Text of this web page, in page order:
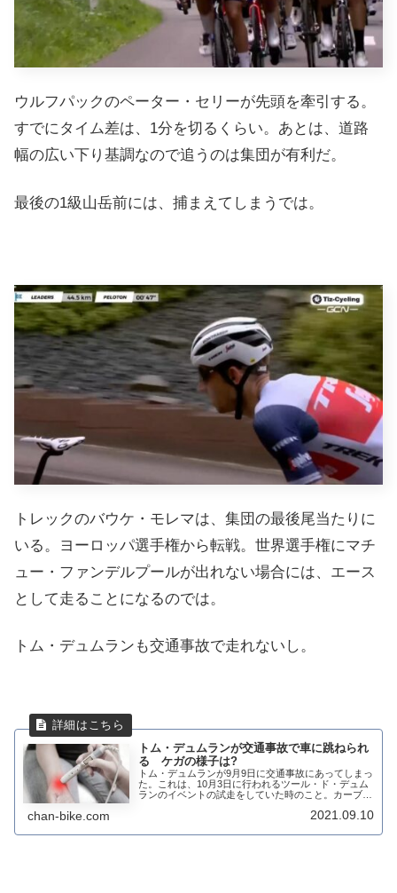
ウルフパックのペーター・セリーが先頭を牽引する。
すでにタイム差は、1分を切るくらい。あとは、道路
幅の広い下り基調なので追うのは集団が有利だ。
最後の1級山岳前には、捕まえてしまうでは。
トレックのバウケ・モレマは、集団の最後尾当たりに
いる。ヨーロッパ選手権から転戦。世界選手権にマチ
ュー・ファンデルプールが出れない場合には、エース
として走ることになるのでは。
トム・デュムランも交通事故で走れないし。
トム・デュムランが交通事故で車に跳ねられ
る ケガの様子は?
トム・デュムランが9月9日に交通事故にあってしまっ
た。これは、10月3日に行われるツール・ド・デュム
ランのイベントの試走をしていた時のこと。カーブを
しまった。右手首を骨折しており、9月10日に...
chan-bike.com 2021.09.10